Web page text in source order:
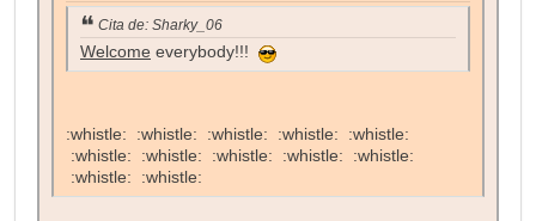
Cita de: Sharky_06
Welcome everybody!!!
:whistle: :whistle: :whistle: :whistle: :whistle:
:whistle: :whistle: :whistle: :whistle: :whistle:
:whistle: :whistle: